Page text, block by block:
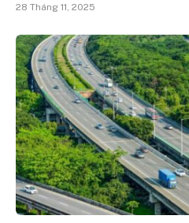
28 Tháng 11, 2025